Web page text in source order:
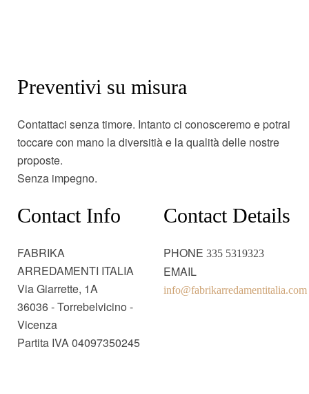
Preventivi su misura
Contattaci senza timore. Intanto ci conosceremo e potrai
toccare con mano la diversitià e la qualità delle nostre
proposte.
Senza impegno.
Contact Info
FABRIKA
ARREDAMENTI ITALIA
Via Giarrette, 1A
36036 - Torrebelvicino -
Vicenza
Partita IVA 04097350245
Contact Details
PHONE 335 5319323
EMAIL
info@fabrikarredamentitalia.com